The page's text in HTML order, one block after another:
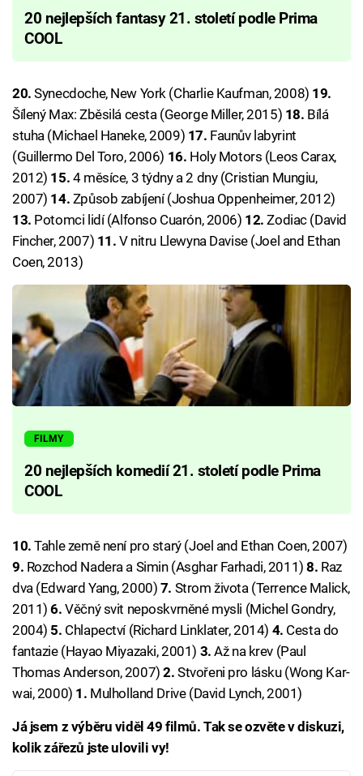
20 nejlepších fantasy 21. století podle Prima
COOL
20.Synecdoche, New York (Charlie Kaufman, 2008) 19.
Šílený Max: Zběsilá cesta (George Miller, 2015) 18. Bílá
stuha (Michael Haneke, 2009) 17. Faunův labyrint
(Guillermo Del Toro, 2006) 16. Holy Motors (Leos Carax,
2012) 15. 4 měsíce, 3 týdny a 2 dny (Cristian Mungiu,
2007) 14. Způsob zabíjení (Joshua Oppenheimer, 2012)
13. Potomci lidí (Alfonso Cuarón, 2006) 12. Zodiac (David
Fincher, 2007) 11. V nitru Llewyna Davise (Joel and Ethan
Coen, 2013)
FILMY
20 nejlepších komedií 21. století podle Prima
COOL
10. Tahle země není pro starý (Joel and Ethan Coen, 2007)
9. Rozchod Nadera a Simin (Asghar Farhadi, 2011)8. Raz
dva (Edward Yang, 2000) 7. Strom života (Terrence Malick,
2011)6. Věčný svit neposkvrněné mysli (Michel Gondry,
2004) 5. Chlapectví (Richard Linklater, 2014) 4. Cesta do
fantazie (Hayao Miyazaki, 2001) 3. Až na krev (Paul
Thomas Anderson, 2007)2. Stvořeni pro lásku (Wong Kar-
wai, 2000) 1. Mulholland Drive (David Lynch, 2001)
Já jsem z výběru viděl 49 filmů. Tak se ozvěte v diskuzi,
kolik zářezů jste ulovili vy!